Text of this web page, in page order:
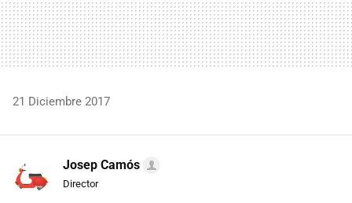
21 Diciembre 2017
Josep Camós
Director